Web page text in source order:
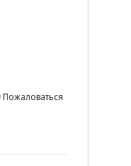
Пожаловаться